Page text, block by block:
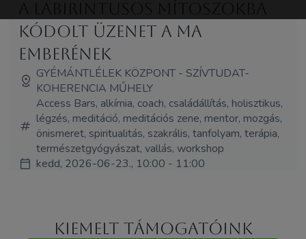
kódolt üzenet a ma
emberének
GYÉMÁNTLÉLEK KÖZPONT - SZÍVTUDAT-
KOHERENCIA MŰHELY
Access Bars, alkímia, coach, családállítás, holisztikus,
légzés, meditáció, meditációs zene, mentor, mozgás,
önismeret, spiritualitás, szakrális, tanfolyam, terápia,
természetgyógyászat, vallás, workshop
kedd, 2026-06-23., 10:00 - 11:00
Kiemelt támogatóink